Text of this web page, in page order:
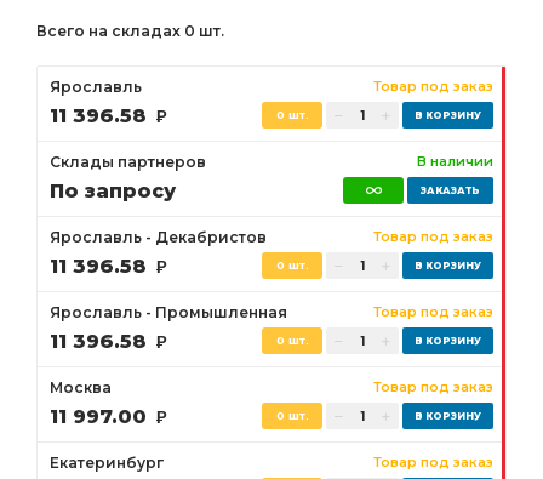
Всего на складах 0 шт.
Ярославль Товар под заказ
11 396.58 Р 0 шт.
Склады партнеров В наличии
По запросу
Ярославль - Декабристов Товар под заказ
11 396.58 Р 0 шт.
Ярославль - Промышленная Товар под заказ
11 396.58 Р 0 шт.
Москва Товар под заказ
11 997.00 Р 0 шт.
Екатеринбург Товар под заказ